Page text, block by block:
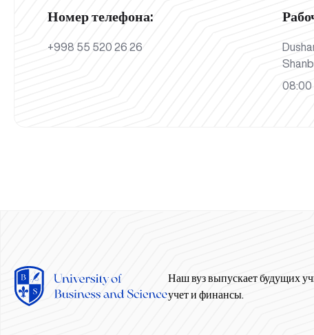
Номер телефона:
+998 55 520 26 26
08:00
Наш вуз выпускает будущих
учет и финансы.